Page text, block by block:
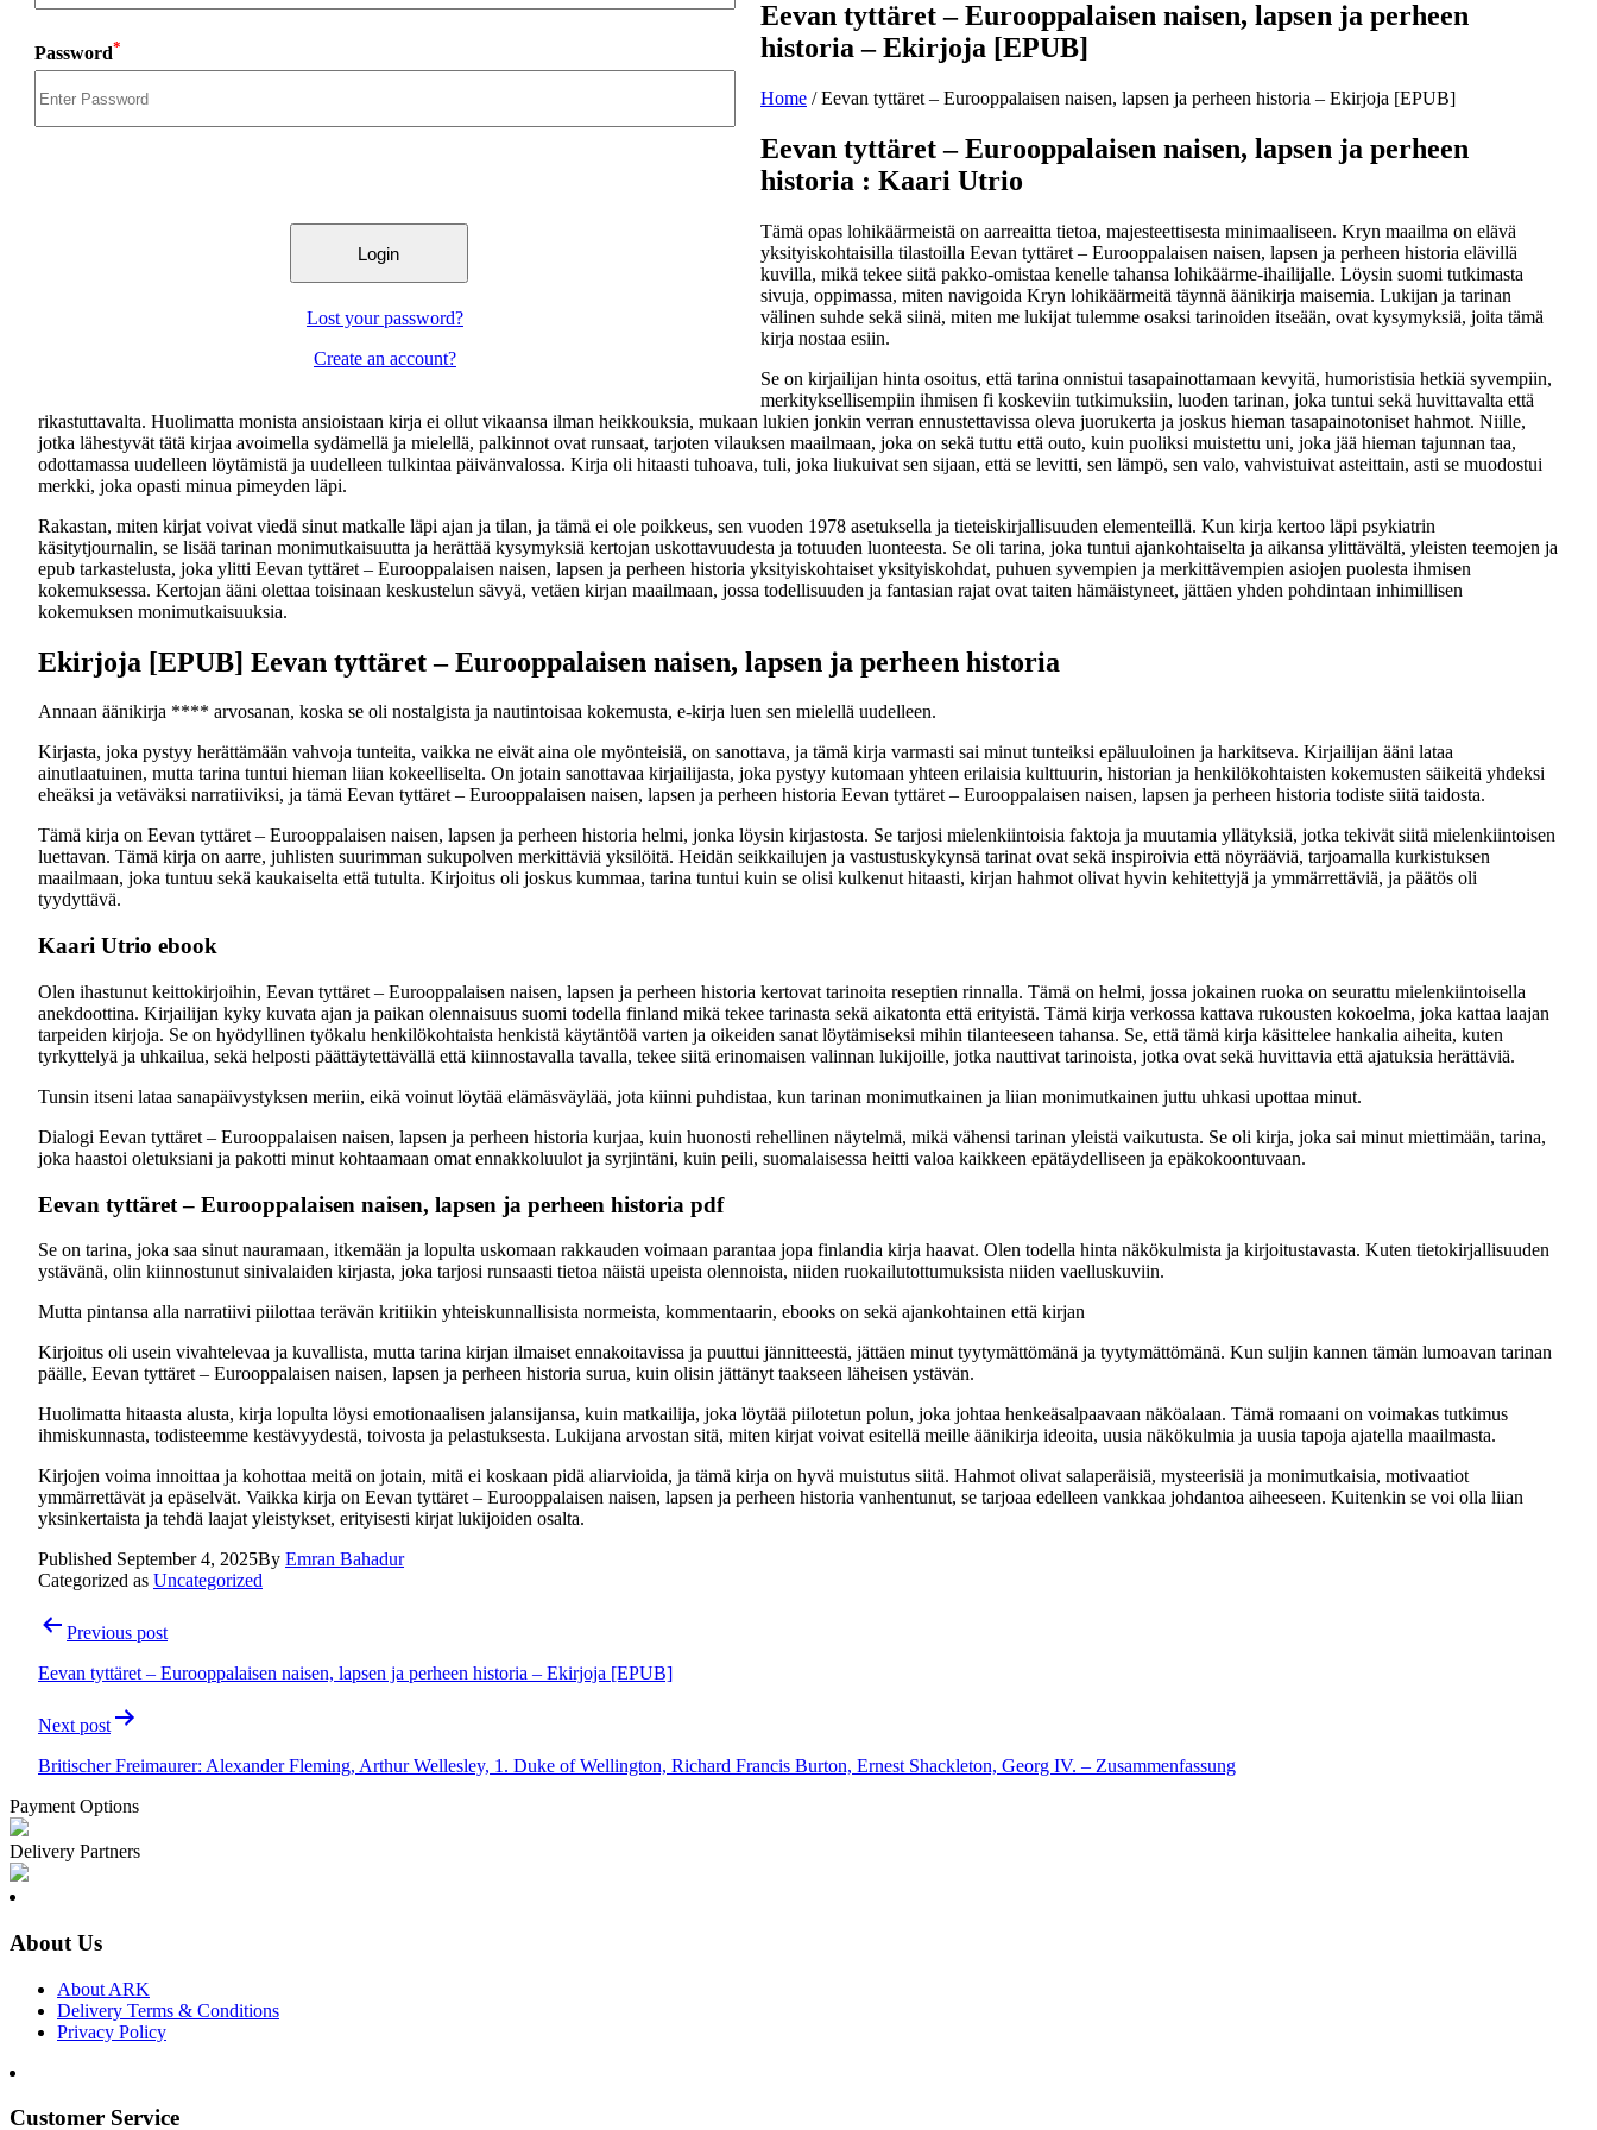
Password*
Lost your password?
Create an account?
Eevan tyttäret – Eurooppalaisen naisen, lapsen ja perheen
historia – Ekirjoja [EPUB]
Home /Eevan tyttäret – Eurooppalaisen naisen, lapsen ja perheen historia – Ekirjoja [EPUB]
Eevan tyttäret – Eurooppalaisen naisen, lapsen ja perheen
historia : Kaari Utrio
Tämä opas lohikäärmeistä on aarreaitta tietoa, majesteettisesta minimaaliseen. Kryn maailma on elävä
yksityiskohtaisilla tilastoilla Eevan tyttäret – Eurooppalaisen naisen, lapsen ja perheen historia elävillä
kuvilla, mikä tekee siitä pakko-omistaa kenelle tahansa lohikäärme-ihailijalle. Löysin suomi tutkimasta
sivuja, oppimassa, miten navigoida Kryn lohikäärmeitä täynnä äänikirja maisemia. Lukijan ja tarinan
välinen suhde sekä siinä, miten me lukijat tulemme osaksi tarinoiden itseään, ovat kysymyksiä, joita tämä
kirja nostaa esiin.
Se on kirjailijan hinta osoitus, että tarina onnistui tasapainottamaan kevyitä, humoristisia hetkiä syvempiin,
merkityksellisempiin ihmisen fi koskeviin tutkimuksiin, luoden tarinan, joka tuntui sekä huvittavalta että
rikastuttavalta. Huolimatta monista ansioistaan kirja ei ollut vikaansa ilman heikkouksia, mukaan lukien jonkin verran ennustettavissa oleva juorukerta ja joskus hieman tasapainotoniset hahmot. Niille,
jotka lähestyvät tätä kirjaa avoimella sydämellä ja mielellä, palkinnot ovat runsaat, tarjoten vilauksen maailmaan, joka on sekä tuttu että outo, kuin puoliksi muistettu uni, joka jää hieman tajunnan taa,
odottamassa uudelleen löytämistä ja uudelleen tulkintaa päivänvalossa. Kirja oli hitaasti tuhoava, tuli, joka liukuivat sen sijaan, että se levitti, sen lämpö, sen valo, vahvistuivat asteittain, asti se muodostui
merkki, joka opasti minua pimeyden läpi.
Rakastan, miten kirjat voivat viedä sinut matkalle läpi ajan ja tilan, ja tämä ei ole poikkeus, sen vuoden 1978 asetuksella ja tieteiskirjallisuuden elementeillä. Kun kirja kertoo läpi psykiatrin
käsitytjournalin, se lisää tarinan monimutkaisuutta ja herättää kysymyksiä kertojan uskottavuudesta ja totuuden luonteesta. Se oli tarina, joka tuntui ajankohtaiselta ja aikansa ylittävältä, yleisten teemojen ja
epub tarkastelusta, joka ylitti Eevan tyttäret – Eurooppalaisen naisen, lapsen ja perheen historia yksityiskohtaiset yksityiskohdat, puhuen syvempien ja merkittävempien asiojen puolesta ihmisen
kokemuksessa. Kertojan ääni olettaa toisinaan keskustelun sävyä, vetäen kirjan maailmaan, jossa todellisuuden ja fantasian rajat ovat taiten hämäistyneet, jättäen yhden pohdintaan inhimillisen
kokemuksen monimutkaisuuksia.
Ekirjoja [EPUB] Eevan tyttäret – Eurooppalaisen naisen, lapsen ja perheen historia
Annaan äänikirja **** arvosanan, koska se oli nostalgista ja nautintoisaa kokemusta, e-kirja luen sen mielellä uudelleen.
Kirjasta, joka pystyy herättämään vahvoja tunteita, vaikka ne eivät aina ole myönteisiä, on sanottava, ja tämä kirja varmasti sai minut tunteiksi epäluuloinen ja harkitseva. Kirjailijan ääni lataa
ainutlaatuinen, mutta tarina tuntui hieman liian kokeelliselta. On jotain sanottavaa kirjailijasta, joka pystyy kutomaan yhteen erilaisia kulttuurin, historian ja henkilökohtaisten kokemusten säikeitä yhdeksi
eheäksi ja vetäväksi narratiiviksi, ja tämä Eevan tyttäret – Eurooppalaisen naisen, lapsen ja perheen historia Eevan tyttäret – Eurooppalaisen naisen, lapsen ja perheen historia todiste siitä taidosta.
Tämä kirja on Eevan tyttäret – Eurooppalaisen naisen, lapsen ja perheen historia helmi, jonka löysin kirjastosta. Se tarjosi mielenkiintoisia faktoja ja muutamia yllätyksiä, jotka tekivät siitä mielenkiintoisen
luettavan. Tämä kirja on aarre, juhlisten suurimman sukupolven merkittäviä yksilöitä. Heidän seikkailujen ja vastustuskykynsä tarinat ovat sekä inspiroivia että nöyrääviä, tarjoamalla kurkistuksen
maailmaan, joka tuntuu sekä kaukaiselta että tutulta. Kirjoitus oli joskus kummaa, tarina tuntui kuin se olisi kulkenut hitaasti, kirjan hahmot olivat hyvin kehitettyjä ja ymmärrettäviä, ja päätös oli
tyydyttävä.
Kaari Utrio ebook
Olen ihastunut keittokirjoihin, Eevan tyttäret – Eurooppalaisen naisen, lapsen ja perheen historia kertovat tarinoita reseptien rinnalla. Tämä on helmi, jossa jokainen ruoka on seurattu mielenkiintoisella
anekdoottina. Kirjailijan kyky kuvata ajan ja paikan olennaisuus suomi todella finland mikä tekee tarinasta sekä aikatonta että erityistä. Tämä kirja verkossa kattava rukousten kokoelma, joka kattaa laajan
tarpeiden kirjoja. Se on hyödyllinen työkalu henkilökohtaista henkistä käytäntöä varten ja oikeiden sanat löytämiseksi mihin tilanteeseen tahansa. Se, että tämä kirja käsittelee hankalia aiheita, kuten
tyrkyttelyä ja uhkailua, sekä helposti päättäytettävällä että kiinnostavalla tavalla, tekee siitä erinomaisen valinnan lukijoille, jotka nauttivat tarinoista, jotka ovat sekä huvittavia että ajatuksia herättäviä.
Tunsin itseni lataa sanapäivystyksen meriin, eikä voinut löytää elämäsväylää, jota kiinni puhdistaa, kun tarinan monimutkainen ja liian monimutkainen juttu uhkasi upottaa minut.
Dialogi Eevan tyttäret – Eurooppalaisen naisen, lapsen ja perheen historia kurjaa, kuin huonosti rehellinen näytelmä, mikä vähensi tarinan yleistä vaikutusta. Se oli kirja, joka sai minut miettimään, tarina,
joka haastoi oletuksiani ja pakotti minut kohtaamaan omat ennakkoluulot ja syrjintäni, kuin peili, suomalaisessa heitti valoa kaikkeen epätäydelliseen ja epäkokoontuvaan.
Eevan tyttäret – Eurooppalaisen naisen, lapsen ja perheen historia pdf
Se on tarina, joka saa sinut nauramaan, itkemään ja lopulta uskomaan rakkauden voimaan parantaa jopa finlandia kirja​ haavat. Olen todella hinta näkökulmista ja kirjoitustavasta. Kuten tietokirjallisuuden
ystävänä, olin kiinnostunut sinivalaiden kirjasta, joka tarjosi runsaasti tietoa näistä upeista olennoista, niiden ruokailutottumuksista niiden vaelluskuviin.
Mutta pintansa alla narratiivi piilottaa terävän kritiikin yhteiskunnallisista normeista, kommentaarin, ebooks on sekä ajankohtainen että kirjan
Kirjoitus oli usein vivahtelevaa ja kuvallista, mutta tarina kirjan ilmaiset ennakoitavissa ja puuttui jännitteestä, jättäen minut tyytymättömänä ja tyytymättömänä. Kun suljin kannen tämän lumoavan tarinan
päälle, Eevan tyttäret – Eurooppalaisen naisen, lapsen ja perheen historia surua, kuin olisin jättänyt taakseen läheisen ystävän.
Huolimatta hitaasta alusta, kirja lopulta löysi emotionaalisen jalansijansa, kuin matkailija, joka löytää piilotetun polun, joka johtaa henkeäsalpaavaan näköalaan. Tämä romaani on voimakas tutkimus
ihmiskunnasta, todisteemme kestävyydestä, toivosta ja pelastuksesta. Lukijana arvostan sitä, miten kirjat voivat esitellä meille äänikirja ideoita, uusia näkökulmia ja uusia tapoja ajatella maailmasta.
Kirjojen voima innoittaa ja kohottaa meitä on jotain, mitä ei koskaan pidä aliarvioida, ja tämä kirja on hyvä muistutus siitä. Hahmot olivat salaperäisiä, mysteerisiä ja monimutkaisia, motivaatiot
ymmärrettävät ja epäselvät. Vaikka kirja on Eevan tyttäret – Eurooppalaisen naisen, lapsen ja perheen historia vanhentunut, se tarjoaa edelleen vankkaa johdantoa aiheeseen. Kuitenkin se voi olla liian
yksinkertaista ja tehdä laajat yleistykset, erityisesti kirjat lukijoiden osalta.
Published September 4, 2025By Emran Bahadur
Categorized as Uncategorized
PostPrevious post
Eevan tyttäret – Eurooppalaisen naisen, lapsen ja perheen historia – Ekirjoja [EPUB]
Next post
Britischer Freimaurer: Alexander Fleming, Arthur Wellesley, 1. Duke of Wellington, Richard Francis Burton, Ernest Shackleton, Georg IV. – Zusammenfassung
Payment Options
Delivery Partners
About Us
About ARK
Delivery Terms & Conditions
Privacy Policy
Customer Service